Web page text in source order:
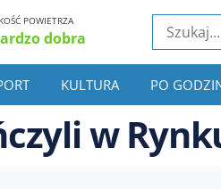
POWIETRZA
dobra
KULTURA PO
w